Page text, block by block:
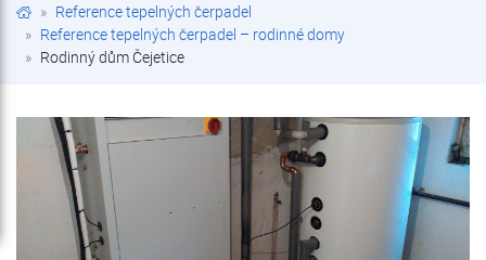
Reference tepelných čerpadel
Reference tepelných čerpadel – rodinné domy
Rodinný dům Čejetice